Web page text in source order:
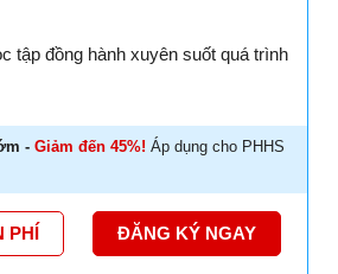
tập đồng hành xuyên suốt quá trình
- Giảm đến 45%! Áp dụng cho PHHS
PHÍ ĐĂNG KÝ NGAY